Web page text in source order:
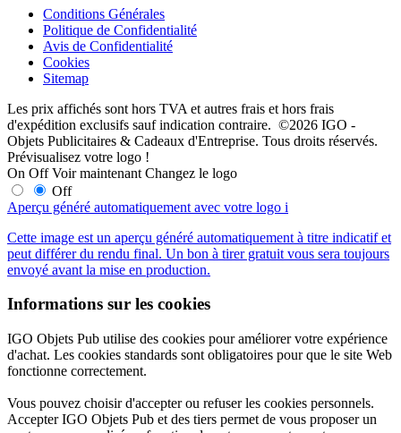
Conditions Générales
Politique de Confidentialité
Avis de Confidentialité
Cookies
Sitemap
Les prix affichés sont hors TVA et autres frais et hors frais
d'expédition exclusifs sauf indication contraire. ©2026 IGO -
Objets Publicitaires & Cadeaux d'Entreprise. Tous droits réservés.
Prévisualisez votre logo !
On Off Voir maintenant Changez le logo
Off
Aperçu généré automatiquement avec votre logo i
Cette image est un aperçu généré automatiquement à titre indicatif et
peut différer du rendu final. Un bon à tirer gratuit vous sera toujours
envoyé avant la mise en production.
Informations sur les cookies
IGO Objets Pub utilise des cookies pour améliorer votre expérience
d'achat. Les cookies standards sont obligatoires pour que le site Web
fonctionne correctement.
Vous pouvez choisir d'accepter ou refuser les cookies personnels.
Accepter IGO Objets Pub et des tiers permet de vous proposer un